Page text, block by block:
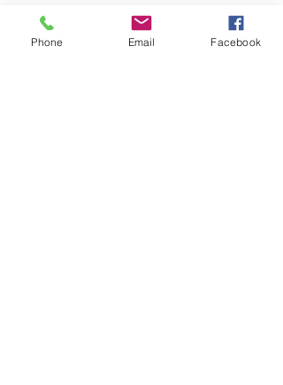
Ils.Elles témoignent :
Afficher plus
Phone Email Facebook